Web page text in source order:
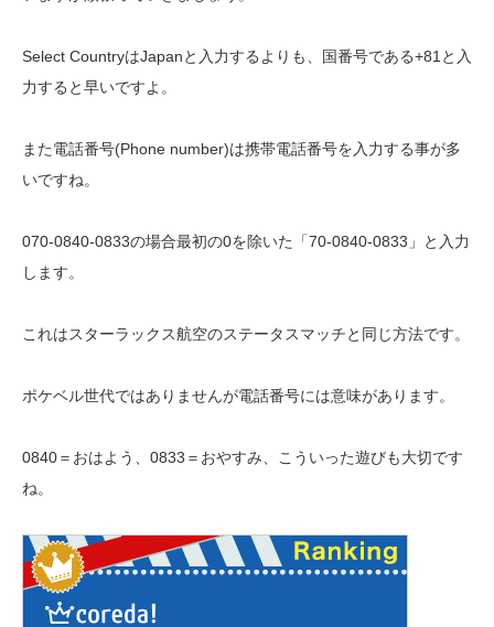
Select CountryはJapanと入力するよりも、国番号である+81と入
力すると早いですよ。
また電話番号(Phone number)は携帯電話番号を入力する事が多
いですね。
070-0840-0833の場合最初の0を除いた「70-0840-0833」と入力
します。
これはスターラックス航空のステータスマッチと同じ方法です。
ポケベル世代ではありませんが電話番号には意味があります。
0840＝おはよう、0833＝おやすみ、こういった遊びも大切です
ね。